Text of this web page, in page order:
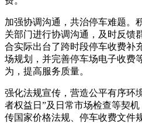
加强协调沟通，共治停车难题。
关部门进行协调沟通，及时反馈
合实际出台了跨时段停车收费补
场规划，并完善停车场电子收费
为，提高服务质量。
强化法规宣传，营造公平有序环
者权益日”及日常市场检查等契
传国家价格法规、停车收费文件